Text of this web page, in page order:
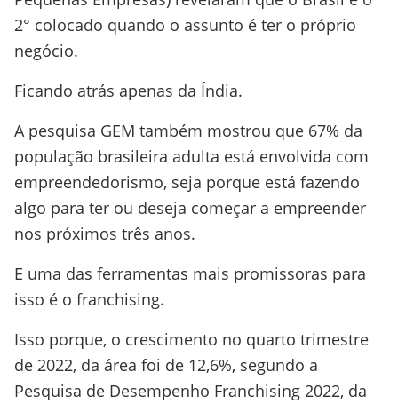
2° colocado quando o assunto é ter o próprio
negócio.
Ficando atrás apenas da Índia.
A pesquisa GEM também mostrou que 67% da
população brasileira adulta está envolvida com
empreendedorismo, seja porque está fazendo
algo para ter ou deseja começar a empreender
nos próximos três anos.
E uma das ferramentas mais promissoras para
isso é o franchising.
Isso porque, o crescimento no quarto trimestre
de 2022, da área foi de 12,6%, segundo a
Pesquisa de Desempenho Franchising 2022, da